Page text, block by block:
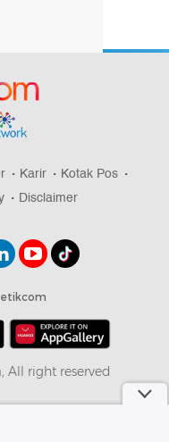
Karir
Kotak Pos
Disclaimer
All right reserved